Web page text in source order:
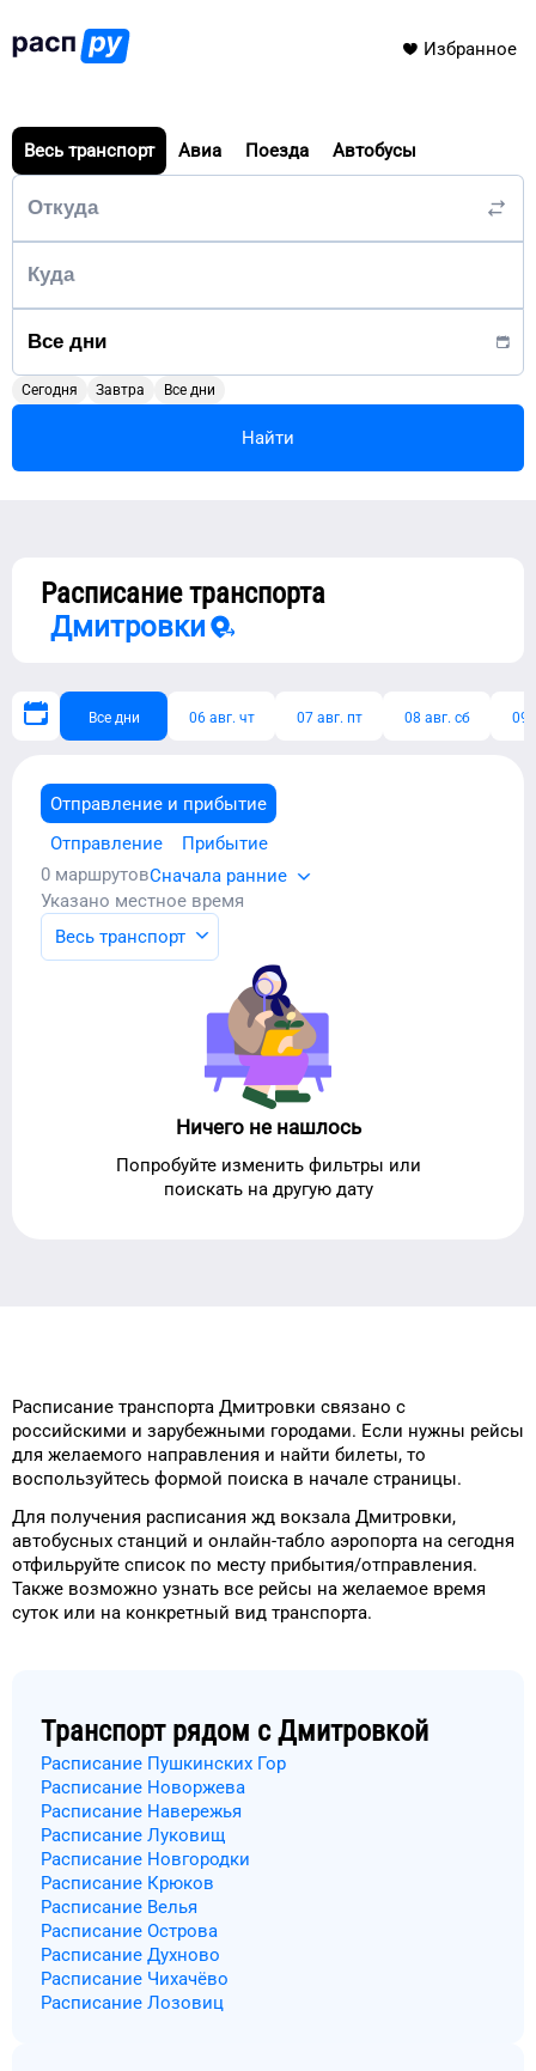
Избранное
Весь транспорт Авиа Поезда Автобусы
Сегодня Завтра Все дни
Найти
Расписание транспорта
Дмитровки
Все дни 06 авг. чт 07 авг. пт 08 авг. сб 09
Отправление и прибытие
Отправление
Прибытие
0 маршрутовСначала ранние
Указано местное время
Весь транспорт
Ничего не нашлось
Попробуйте изменить фильтры или
поискать на другую дату
Расписание транспорта Дмитровки связано с
российскими и зарубежными городами. Если нужны рейсы
для желаемого направления и найти билеты, то
воспользуйтесь формой поиска в начале страницы.
Для получения расписания жд вокзала Дмитровки,
автобусных станций и онлайн-табло аэропорта на сегодня
отфильруйте список по месту прибытия/отправления.
Также возможно узнать все рейсы на желаемое время
суток или на конкретный вид транспорта.
Транспорт рядом с Дмитровкой
Расписание Пушкинских Гор
Расписание Новоржева
Расписание Навережья
Расписание Луковищ
Расписание Новгородки
Расписание Крюков
Расписание Велья
Расписание Острова
Расписание Духново
Расписание Чихачёво
Расписание Лозовиц